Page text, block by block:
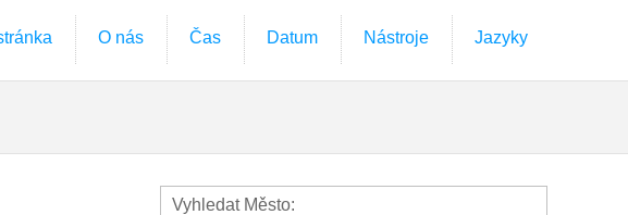
O nás Čas Datum Nástroje Jazyky
Vyhledat Město: